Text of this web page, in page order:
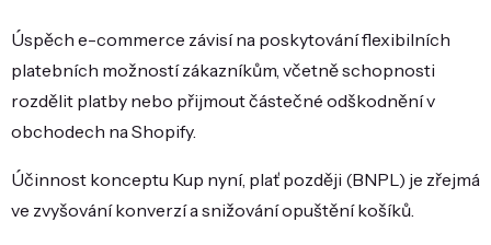
Úspěch e-commerce závisí na poskytování flexibilních
platebních možností zákazníkům, včetně schopnosti
rozdělit platby nebo přijmout částečné odškodnění v
obchodech na Shopify.
Účinnost konceptu Kup nyní, plať později (BNPL) je zřejmá
ve zvyšování konverzí a snižování opuštění košíků.